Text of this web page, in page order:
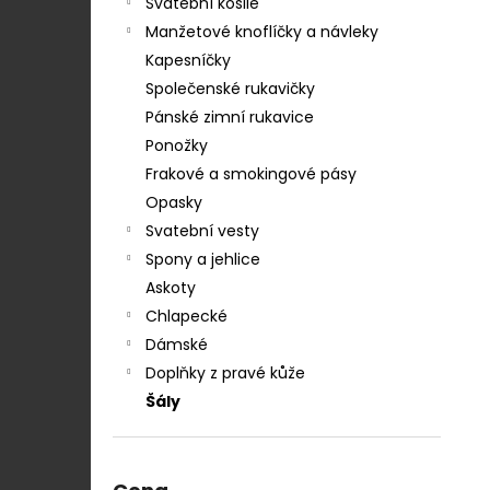
Manžetové knoflíčky a návleky
Kapesníčky
Společenské rukavičky
Pánské zimní rukavice
Ponožky
Frakové a smokingové pásy
Opasky
Svatební vesty
Spony a jehlice
Askoty
Chlapecké
Dámské
Doplňky z pravé kůže
Šály
MM, MOTÝLEK A KAPESNÍČEK MODRÁ,
KOŇAKOVÁ KŮŽE 886-2244369
1 754 Kč